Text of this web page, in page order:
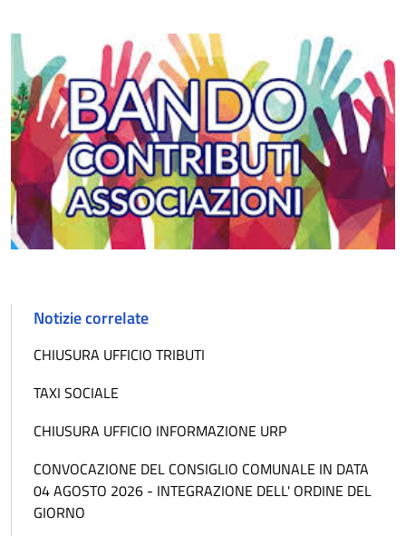
Notizie correlate
CHIUSURA UFFICIO TRIBUTI
TAXI SOCIALE
CHIUSURA UFFICIO INFORMAZIONE URP
CONVOCAZIONE DEL CONSIGLIO COMUNALE IN DATA
04 AGOSTO 2026 - INTEGRAZIONE DELL' ORDINE DEL
GIORNO